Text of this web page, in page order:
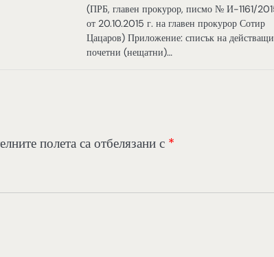
(ПРБ, главен прокурор, писмо № И-1161/
от 20.10.2015 г. на главен прокурор Сотир
Цацаров) Приложение: списък на
почетни (нещатни)…
полета са отбелязани с *